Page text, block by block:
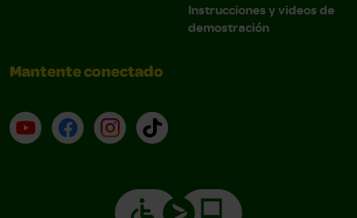
Instrucciones y videos de
demostración
Mantente conectado
YouTube (en inglés)
Facebook (en inglés)
Instagram (en inglés)
TikTok